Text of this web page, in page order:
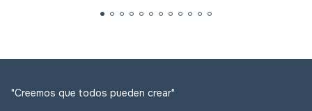
"Creemos que todos pueden crear"